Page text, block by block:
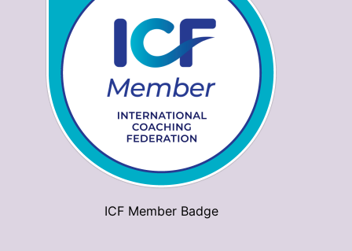
ICF Member Badge